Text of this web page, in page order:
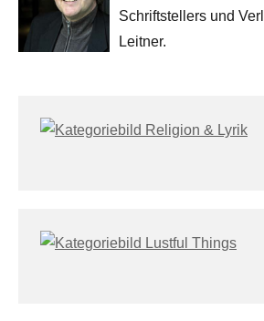
Schriftstellers und
Leitner.